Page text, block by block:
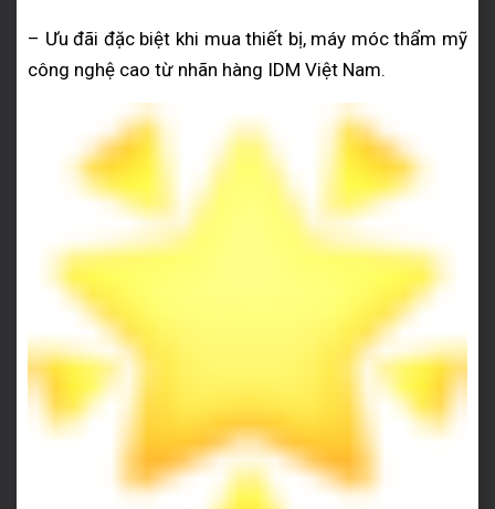
– Ưu đãi đặc biệt khi mua thiết bị, máy móc thẩm mỹ
công nghệ cao từ nhãn hàng IDM Việt Nam.